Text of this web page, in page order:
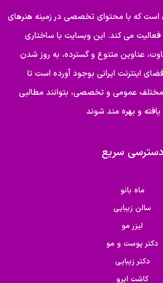
است که با محتوای تخصصی در زمینه هنرهای
می کند. این وبسایت با ساختاری
عناوین متنوع و گسترده، به روز شدن
اینترنت ایرانی بوجود آورده است تا
مختلف عمومی و تخصصی، بتوانند مطالبی
و بهره مند شوند
دسترسی سریع
ماه بانو
سالن زیبایی
لیزر مو
دکتر پوست و مو
دکتر زیبایی
کاشت ابرو